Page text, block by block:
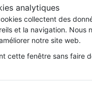
Folk
conférences
depuis votre pays
Timo und das
analytiques
collectent des
et la navigation. Nous
notre site web.
cette fenêtre sans faire